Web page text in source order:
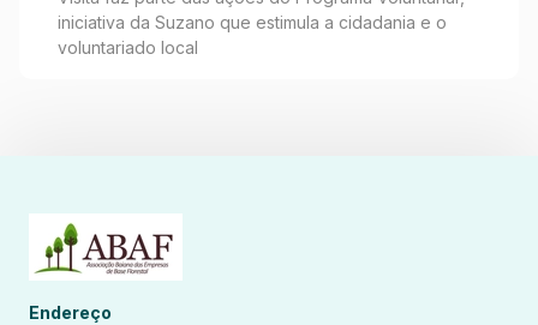
Teixeira de Freitas
iniciativa da Suzano que estimula a cidadania e o
voluntariado local
Endereço